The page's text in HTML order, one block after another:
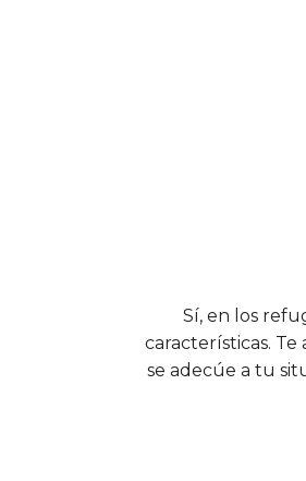
Sí, en los
características.
se adecúe a tu